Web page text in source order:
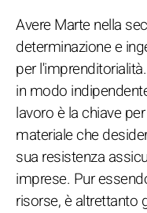
Avere Marte nella
determinazione e
per
in modo
lavoro è la chiave
materiale che
sua resistenza
imprese. Pur
risorse, è altrettanto